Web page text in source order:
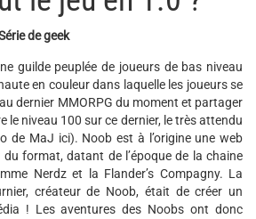
de geek
guilde peuplée de joueurs de bas niveau
en couleur dans laquelle les joueurs se
dernier MMORPG du moment et partager
le niveau 100 sur ce dernier, le très attendu
de MaJ ici). Noob est à l’origine une web
du format, datant de l’époque de la chaine
Nerdz et la Flander’s Compagny. La
créateur de Noob, était de créer un
! Les aventures des Noobs ont donc